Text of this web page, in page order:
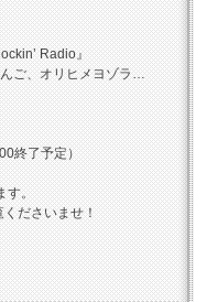
Radio』
ご、オリヒメヨゾラ…
終了予定）
す。
くださいませ！